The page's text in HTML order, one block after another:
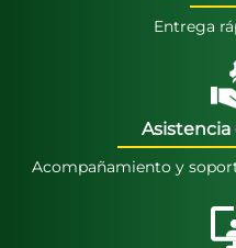
Entrega
Asistencia
Acompañamiento y